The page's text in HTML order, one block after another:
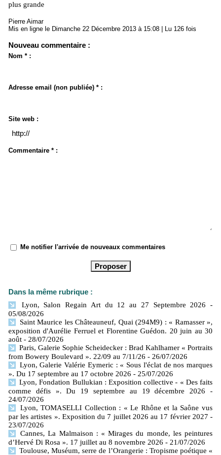
plus grande
Pierre Aimar
Mis en ligne le Dimanche 22 Décembre 2013 à 15:08 | Lu 126 fois
Nouveau commentaire :
Nom * :
Adresse email (non publiée) * :
Site web :
Commentaire * :
Me notifier l'arrivée de nouveaux commentaires
Dans la même rubrique :
Lyon, Salon Regain Art du 12 au 27 Septembre 2026
-
05/08/2026
Saint Maurice les Châteauneuf, Quai (294M9) : « Ramasser »,
exposition d'Aurélie Ferruel et Florentine Guédon. 20 juin au 30
août - 28/07/2026
Paris, Galerie Sophie Scheidecker : Brad Kahlhamer « Portraits
from Bowery Boulevard ». 22/09 au 7/11/26 - 26/07/2026
Lyon, Galerie Valérie Eymeric : « Sous l'éclat de nos marques
». Du 17 septembre au 17 octobre 2026 - 25/07/2026
Lyon, Fondation Bullukian : Exposition collective - « Des faits
comme défis ». Du 19 septembre au 19 décembre 2026
-
24/07/2026
Lyon, TOMASELLI Collection : « Le Rhône et la Saône vus
par les artistes ». Exposition du 7 juillet 2026 au 17 février 2027 -
23/07/2026
Cannes, La Malmaison : « Mirages du monde, les peintures
d’Hervé Di Rosa ». 17 juillet au 8 novembre 2026 - 21/07/2026
Toulouse, Muséum, serre de l’Orangerie : Tropisme poétique «